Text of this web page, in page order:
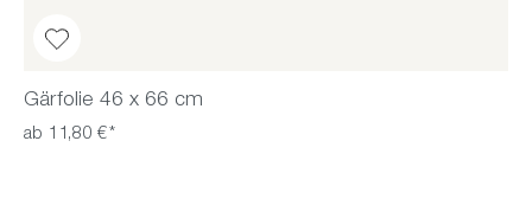
Gärfolie 46 x 66 cm
ab 11,80 €*